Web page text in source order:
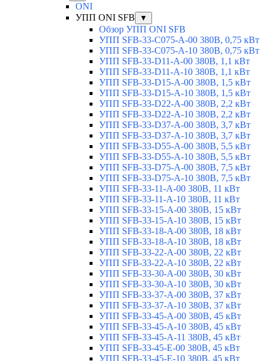
ONI
УПП ONI SFB
▼
Обзор УПП ONI SFB
УПП SFB-33-C075-A-00 380В, 0,75 кВт
УПП SFB-33-C075-A-10 380В, 0,75 кВт
УПП SFB-33-D11-A-00 380В, 1,1 кВт
УПП SFB-33-D11-A-10 380В, 1,1 кВт
УПП SFB-33-D15-A-00 380В, 1,5 кВт
УПП SFB-33-D15-A-10 380В, 1,5 кВт
УПП SFB-33-D22-A-00 380В, 2,2 кВт
УПП SFB-33-D22-A-10 380В, 2,2 кВт
УПП SFB-33-D37-A-00 380В, 3,7 кВт
УПП SFB-33-D37-A-10 380В, 3,7 кВт
УПП SFB-33-D55-A-00 380В, 5,5 кВт
УПП SFB-33-D55-A-10 380В, 5,5 кВт
УПП SFB-33-D75-A-00 380В, 7,5 кВт
УПП SFB-33-D75-A-10 380В, 7,5 кВт
УПП SFB-33-11-A-00 380В, 11 кВт
УПП SFB-33-11-A-10 380В, 11 кВт
УПП SFB-33-15-A-00 380В, 15 кВт
УПП SFB-33-15-A-10 380В, 15 кВт
УПП SFB-33-18-A-00 380В, 18 кВт
УПП SFB-33-18-A-10 380В, 18 кВт
УПП SFB-33-22-A-00 380В, 22 кВт
УПП SFB-33-22-A-10 380В, 22 кВт
УПП SFB-33-30-A-00 380В, 30 кВт
УПП SFB-33-30-A-10 380В, 30 кВт
УПП SFB-33-37-A-00 380В, 37 кВт
УПП SFB-33-37-A-10 380В, 37 кВт
УПП SFB-33-45-A-00 380В, 45 кВт
УПП SFB-33-45-A-10 380В, 45 кВт
УПП SFB-33-45-A-11 380В, 45 кВт
УПП SFB-33-45-E-00 380В, 45 кВт
УПП SFB-33-45-E-10 380В, 45 кВт